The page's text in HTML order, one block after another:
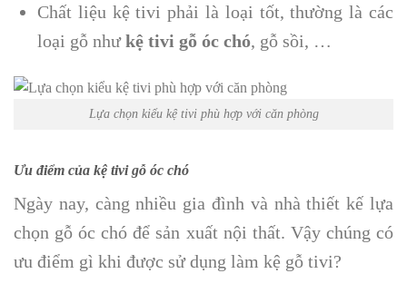
Chất liệu kệ tivi phải là loại tốt, thường là các
loại gỗ nhưkệ tivi gỗ óc chó, gỗ sồi, …
Lựa chọn kiểu kệ tivi phù hợp với căn phòng
Ưu điểm của kệ tivi gỗ óc chó
Ngày nay, càng nhiều gia đình và nhà thiết kế lựa
chọn gỗ óc chó để sản xuất nội thất. Vậy chúng có
ưu điểm gì khi được sử dụng làm kệ gỗ tivi?